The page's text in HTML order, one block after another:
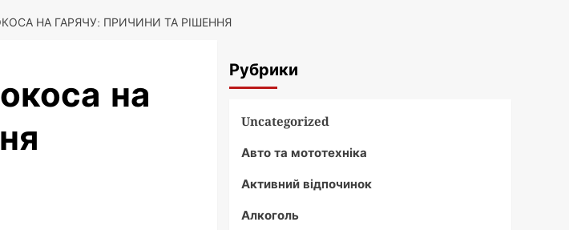
НА ГАРЯЧУ: ПРИЧИНИ ТА РІШЕННЯ
на
Рубрики
Uncategorized
Авто та мототехніка
Активний відпочинок
Алкоголь